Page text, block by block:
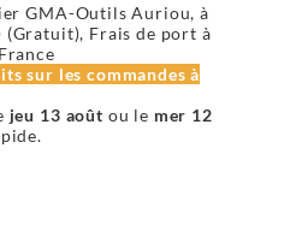
GMA-Outils Auriou, à
(Gratuit), Frais de port à
sur les commandes à
jeu 13 août ou le mer 12